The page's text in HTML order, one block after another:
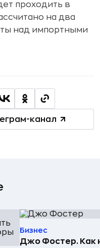
проходить в
на два
над импортными
канал
Бизнес
Джо Фостер. Как